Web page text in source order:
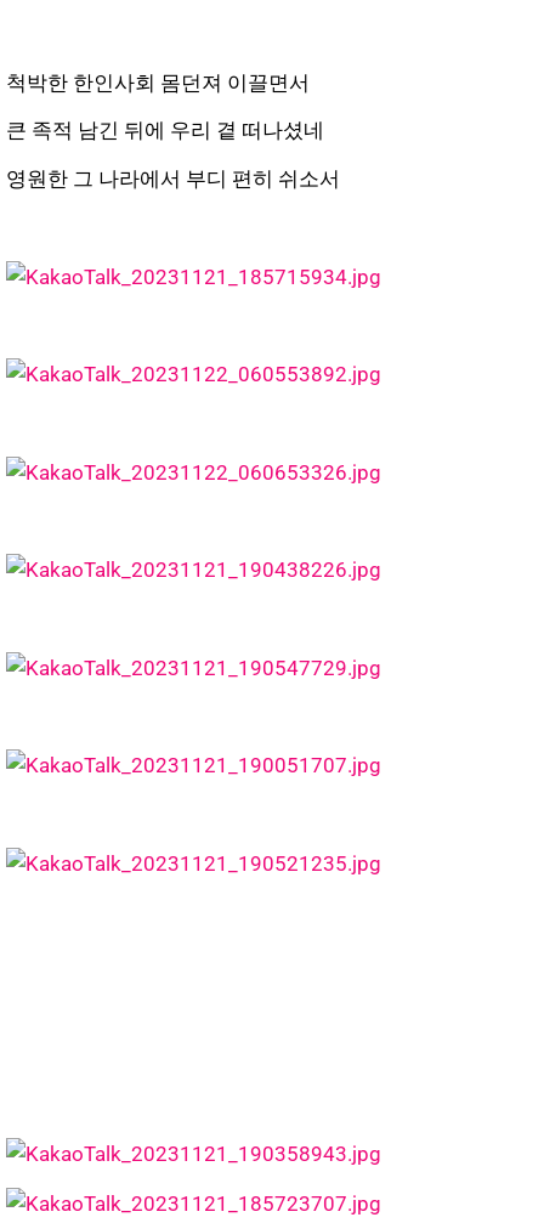
척박한 한인사회 몸던져 이끌면서
큰 족적 남긴 뒤에 우리 곁 떠나셨네
영원한 그 나라에서 부디 편히 쉬소서